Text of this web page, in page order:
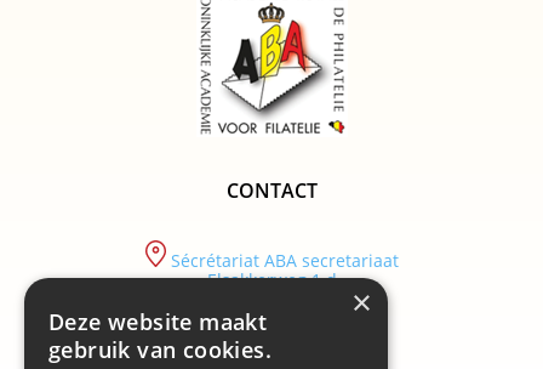
CONTACT
Sécrétariat ABA secretariaat
Elsakkerweg 1 d
9830 Sint-Martens-Latem
tel :
+32/ (0)9 282.29.89
×
Deze website maakt
gebruik van cookies.